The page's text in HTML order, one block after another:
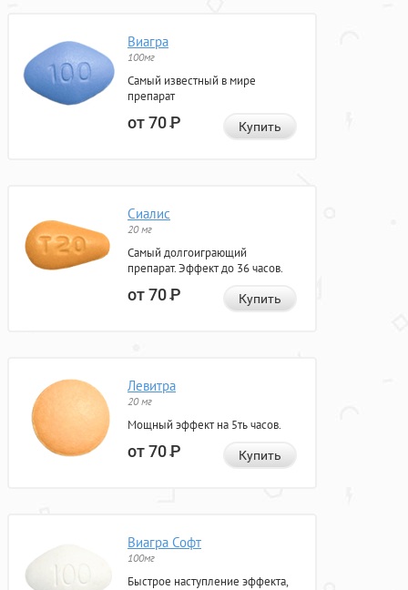
Виагра
100мг
Самый известный в мире
препарат
от 70Р Купить
Сиалис
20 мг
Самый долгоиграющий
препарат. Эффект до 36 часов.
от 70Р Купить
Левитра
20 мг
Мощный эффект на 5ть часов.
от 70Р Купить
Виагра Софт
100мг
Быстрое наступление эффекта,